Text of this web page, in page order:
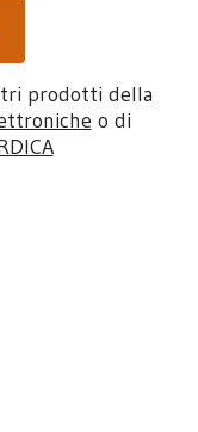
prodotti della
o di